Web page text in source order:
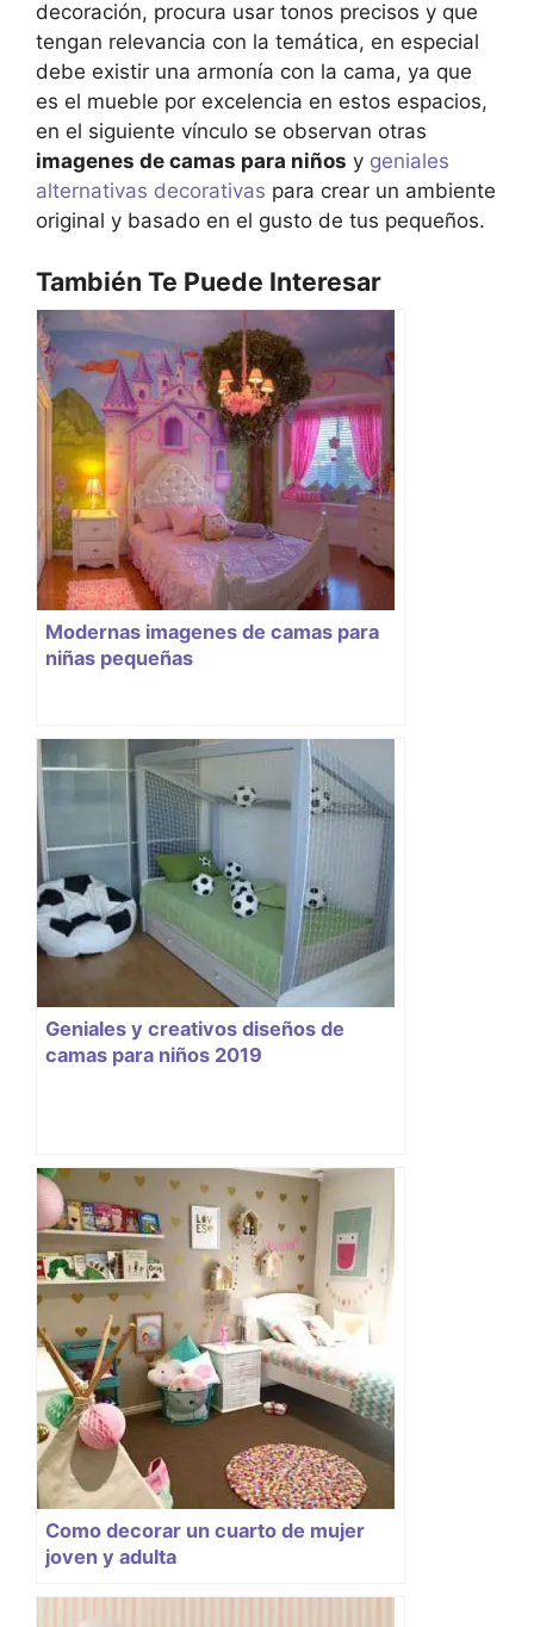
decoración, procura usar tonos precisos y que
tengan relevancia con la temática, en especial
debe existir una armonía con la cama, ya que
es el mueble por excelencia en estos espacios,
en el siguiente vínculo se observan otras
imagenes de camas para niños y geniales
alternativas decorativas para crear un ambiente
original y basado en el gusto de tus pequeños.
También Te Puede Interesar
Modernas imagenes de camas para
niñas pequeñas
Geniales y creativos diseños de
camas para niños 2019
Como decorar un cuarto de mujer
joven y adulta